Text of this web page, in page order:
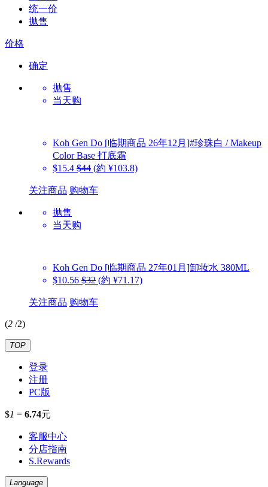
统一价
拋售
价格
确定
抛售
当天购
Koh Gen Do [临期商品 26年12月]#珍珠白 / Makeup
Color Base 打底霜
$15.4 $44 (約 ¥103.8)
关注商品 购物车
抛售
当天购
Koh Gen Do [临期商品 27年01月]卸妆水 380ML
$10.56 $32 (約 ¥71.17)
关注商品 购物车
(2 /2)
TOP
登录
注册
PC版
$1 = 6.74元
客服中心
分店指南
S.Rewards
Language